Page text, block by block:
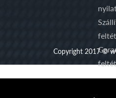
Copyright 2017 ©